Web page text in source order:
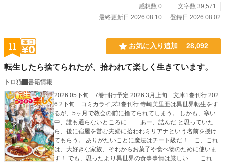
感想数 0
文字数 39,571
最終更新日 2026.08.10
登録日 2026.08.02
11 お気に入り追加 28,092
転生したら捨てられたが、拾われて楽しく生きています。
トロ猫
書籍情報
2026.05下旬 7巻刊行予定 2026.3月上旬 文庫1巻刊行 202
6.2下旬 コミカライズ3巻刊行 寺崎美里亜は異世界転生をす
るが、5ヶ月で教会の前に捨てられてしまう。 しかも、寒い
中、誰も通らないところに…… あー、詰んだ と思っていた
ら、後に宿屋を営む夫婦に拾われミリアナという名前を授け
てもらう。 ありがたいことに魔法はチート級だ！ こ、これ
は、大好きな家族、それからお菓子や食べ物のために使いま
す！ でも、思ったより異世界の食事事情は厳しい……これは